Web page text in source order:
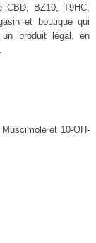
CBD, BZ10, T9HC,
et boutique qui
produit légal, en
et 10-OH-